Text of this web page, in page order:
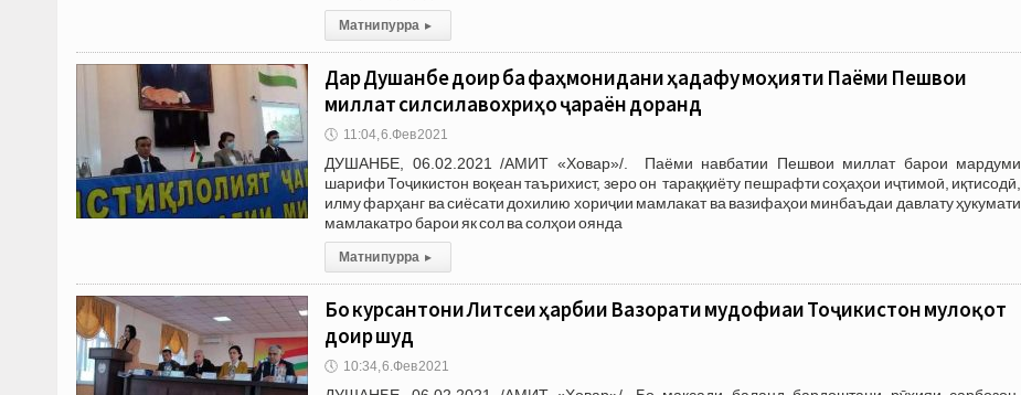
Матни пурра ▸
Дар Душанбе доир ба фаҳмонидани ҳадафу моҳияти Паёми Пешвои
миллат силсилавохӯриҳо ҷараён доранд
🕔 11:04, 6.Фев 2021
ДУШАНБЕ, 06.02.2021 /АМИТ «Ховар»/. Паёми навбатии Пешвои миллат барои мардуми
шарифи Тоҷикистон воқеан таърихист, зеро он тараққиёту пешрафти соҳаҳои иҷтимоӣ, иқтисодӣ,
илму фарҳанг ва сиёсати дохилию хориҷии мамлакат ва вазифаҳои минбаъдаи давлату ҳукумати
мамлакатро барои як сол ва солҳои оянда
Матни пурра ▸
Бо курсантони Литсеи ҳарбии Вазорати мудофиаи Тоҷикистон мулоқот
доир шуд
🕔 10:34, 6.Фев 2021